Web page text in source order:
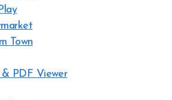
Town
PDF Viewer